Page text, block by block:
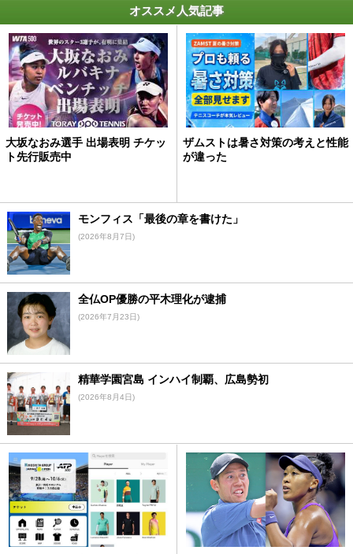
オススメ人気記事
大坂なおみ選手 出場表明 チケッ
ト先行販売中
ザムストは暑さ対策の考えと性能
が違った
モンフィス「最後の章を書けた」
(2026年8月7日)
全仏OP優勝の平木理化が逮捕
(2026年7月23日)
精華学園宮島 インハイ制覇、広島勢初
(2026年8月4日)